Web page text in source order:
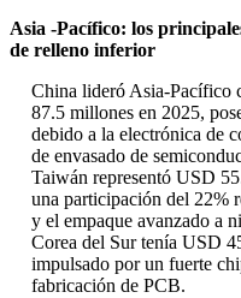
Asia -Pacífico: los
de relleno inferior
China lideró Asia-Pacífico
87.5 millones en 2025,
debido a la electrónica de
de envasado de
Taiwán representó USD
una participación del 22%
y el empaque avanzado a
Corea del Sur tenía USD
impulsado por un fuerte
fabricación de PCB.